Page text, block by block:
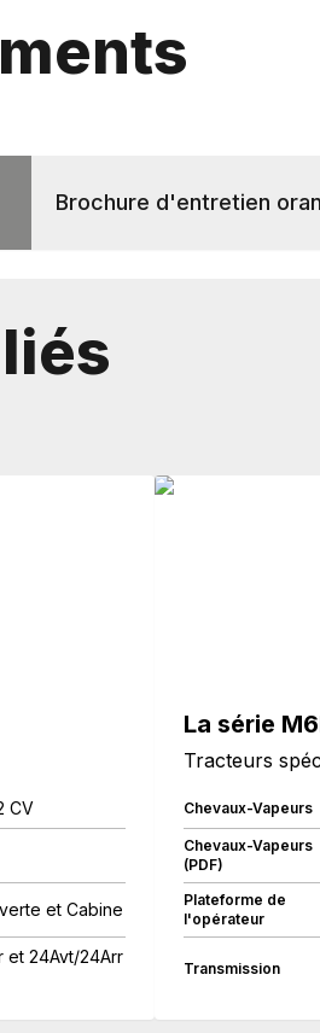
Brochure d'entretien
CV
et Cabine
et 24Avt/24Arr
La série
Tracteurs
Chevaux-Vapeurs
Chevaux-Vapeurs
(PDF)
Plateforme de
l'opérateur
Transmission